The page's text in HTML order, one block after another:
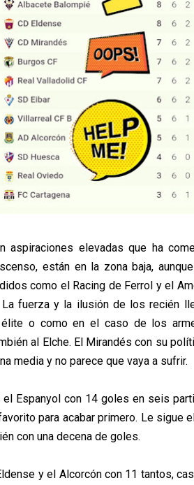
aspiraciones elevadas que ha
están en la zona baja,
como el Racing de Ferrol y el
La fuerza y la ilusión de los recién
o como en el caso de los
al Elche. El Mirandés con su
media y no parece que vaya a sufrir.
Espanyol con 14 goles en seis
para acabar primero. Le sigue
con una decena de goles.
y el Alcorcón con 11 tantos,